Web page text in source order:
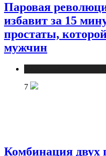
Паровая
избавит за 15
простаты,
мужчин
7
Комбинация двух